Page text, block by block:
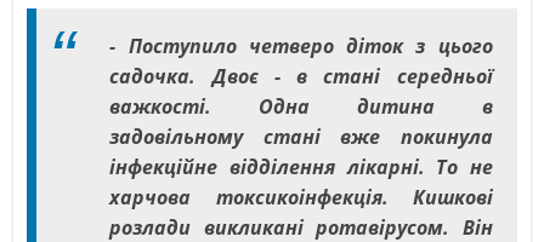
- Поступило четверо діток з цього
садочка. Двоє - в стані середньої
важкості. Одна дитина в
задовільному стані вже покинула
інфекційне відділення лікарні. То не
харчова токсикоінфекція. Кишкові
розлади викликані ротавірусом. Він